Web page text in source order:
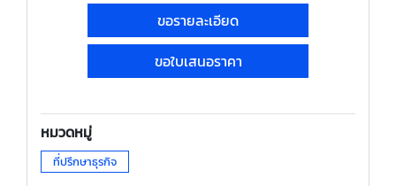
ขอรายละเอียด
ขอใบเสนอราคา
หมวดหมู่
ที่ปรึกษาธุรกิจ